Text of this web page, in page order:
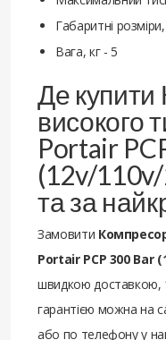
Габаритні
Вага, кг - 5
Де
високого
Portair
(12v/110v/
та за
Замовити
Portair PCP 300 Bar
швидкою доставкою,
гарантією можна на
або по телефону у